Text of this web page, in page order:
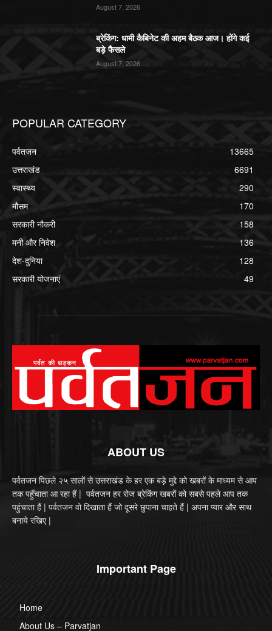
August 7, 2026
ब्रेकिंग: धामी कैबिनेट की अहम बैठक आज। होंगे कई
बड़े फैसले
August 7, 2026
POPULAR CATEGORY
पर्वतजन
13665
उत्तराखंड
6691
स्वास्थ्य
290
मौसम
170
सरकारी नौकरी
158
मनी और निवेश
136
देश-दुनिया
128
सरकारी योजनाएं
49
ABOUT US
पर्वतजन पिछले २५ सालों से उत्तराखंड के हर एक बड़े मुद्दे को खबरों के माध्यम से आप
तक पहुँचाता आ रहा हैं | पर्वतजन हर रोज ब्रेकिंग खबरों को सबसे पहले आप तक
पहुंचाता हैं | पर्वतजन वो दिखाता हैं जो दूसरे छुपाना चाहते हैं | अपना प्यार और साथ
बनाये रखिए |
Important Page
Home
About Us – Parvatjan